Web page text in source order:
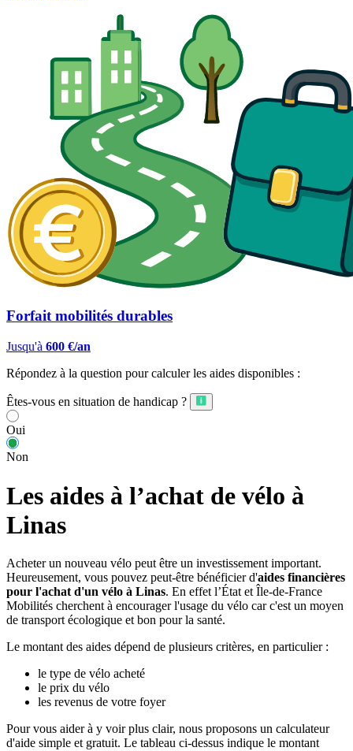
Forfait mobilités durables
Jusqu'à 600 €/an
Répondez à la question pour calculer les aides disponibles :
Êtes-vous en situation de handicap ?
Oui
Non
Les aides à l’achat de vélo à
Linas
Acheter un nouveau vélo peut être un investissement important.
Heureusement, vous pouvez peut-être bénéficier d'aides financières
pour l'achat d'un vélo à Linas. En effet l’État et Île-de-France
Mobilités cherchent à encourager l'usage du vélo car c'est un moyen
de transport écologique et bon pour la santé.
Le montant des aides dépend de plusieurs critères, en particulier :
le type de vélo acheté
le prix du vélo
les revenus de votre foyer
Pour vous aider à y voir plus clair, nous proposons un calculateur
d'aide simple et gratuit. Le tableau ci-dessus indique le montant